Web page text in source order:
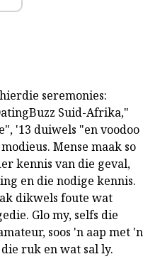
seremonies:
Suid-Afrika,"
'13 duiwels "en voodoo
Mense maak so
kennis van die geval,
en die nodige kennis.
dikwels foute wat
Glo my, selfs die
soos 'n aap met 'n
ruk en wat sal ly.